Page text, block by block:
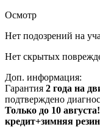
Осмотр
Нет подозрений на
Нет скрытых
Доп. информация:
Гарантия 2 года на
подтверждено
Только до 10
кредит+зимняя